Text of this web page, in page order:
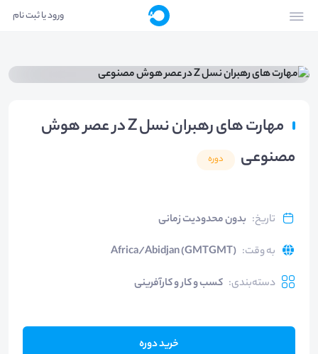
ورود یا ثبت نام
مهارت های رهبران نسل Z در عصر هوش
مصنوعی
دوره
تاریخ: بدون محدودیت زمانی
به وقت:
Africa/Abidjan (GMTGMT)
دسته‌بندی: کسب و کار و کارآفرینی
خرید دوره